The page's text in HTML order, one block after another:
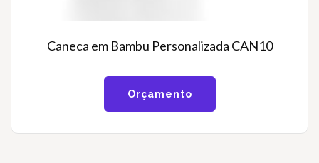
Caneca em Bambu Personalizada CAN10
Orçamento